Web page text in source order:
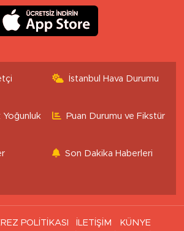
İstanbul Hava Durumu
Yoğunluk
Puan Durumu ve Fikstür
Son Dakika Haberleri
POLİTİKASI İLETİŞİM
KÜNYE